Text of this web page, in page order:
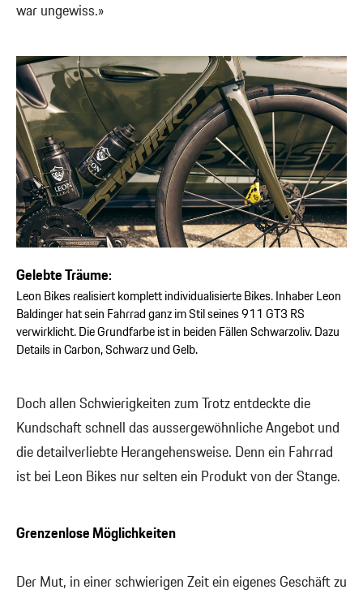
war ungewiss.»
Gelebte Träume:
Leon Bikes realisiert komplett individualisierte Bikes. Inhaber Leon
Baldinger hat sein Fahrrad ganz im Stil seines 911 GT3 RS
verwirklicht. Die Grundfarbe ist in beiden Fällen Schwarzoliv. Dazu
Details in Carbon, Schwarz und Gelb.
Doch allen Schwierigkeiten zum Trotz entdeckte die
Kundschaft schnell das aussergewöhnliche Angebot und
die detailverliebte Herangehensweise. Denn ein Fahrrad
ist bei Leon Bikes nur selten ein Produkt von der Stange.
Grenzenlose Möglichkeiten
Der Mut, in einer schwierigen Zeit ein eigenes Geschäft zu